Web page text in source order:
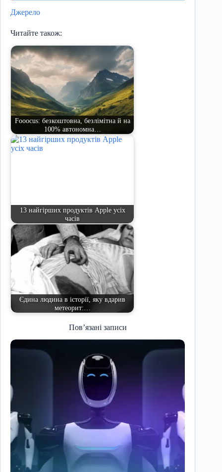
Джерело
Читайте також:
Fooocus: безкоштовна, безлімітна й на
100% автономна…
13 найгірших продуктів Apple усіх
часів
Єдина людина в історії, яку вдарив
метеорит:…
Пов’язані записи